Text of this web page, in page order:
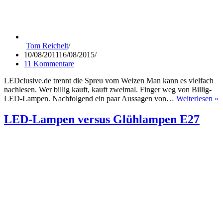
Tom Reichelt
10/08/201116/08/2015
11 Kommentare
LEDclusive.de trennt die Spreu vom Weizen Man kann es vielfach
nachlesen. Wer billig kauft, kauft zweimal. Finger weg von Billig-
LED-Lampen. Nachfolgend ein paar Aussagen von… Weiterlesen »
LED-Lampen versus Glühlampen E27